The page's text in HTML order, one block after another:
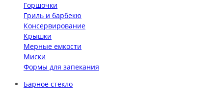
Горшочки
Гриль и барбекю
Консервирование
Крышки
Мерные емкости
Миски
Формы для запекания
Барное стекло